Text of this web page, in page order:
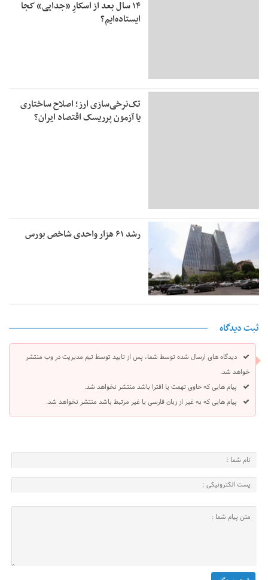
۱۴ سال بعد از اسکارِ «جدایی» کجا
ایستاده‌ایم؟
تک‌نرخی‌سازی ارز؛ اصلاح ساختاری
یا آزمون پرریسک اقتصاد ایران؟
رشد ۶۱ هزار واحدی شاخص بورس
ثبت دیدگاه
دیدگاه های ارسال شده توسط شما، پس از تایید توسط تیم مدیریت در وب منتشر
خواهد شد.
پیام هایی که حاوی تهمت یا افترا باشد منتشر نخواهد شد.
پیام هایی که به غیر از زبان فارسی یا غیر مرتبط باشد منتشر نخواهد شد.